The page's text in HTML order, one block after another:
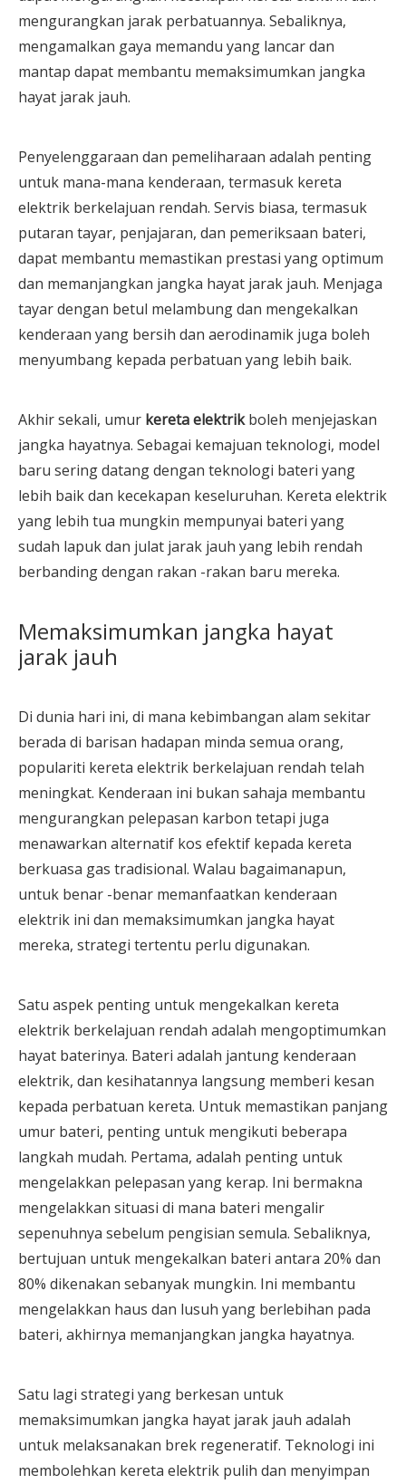
mengurangkan jarak perbatuannya. Sebaliknya,
mengamalkan gaya memandu yang lancar dan
mantap dapat membantu memaksimumkan jangka
hayat jarak jauh.
Penyelenggaraan dan pemeliharaan adalah penting
untuk mana-mana kenderaan, termasuk kereta
elektrik berkelajuan rendah. Servis biasa, termasuk
putaran tayar, penjajaran, dan pemeriksaan bateri,
dapat membantu memastikan prestasi yang optimum
dan memanjangkan jangka hayat jarak jauh. Menjaga
tayar dengan betul melambung dan mengekalkan
kenderaan yang bersih dan aerodinamik juga boleh
menyumbang kepada perbatuan yang lebih baik.
Akhir sekali, umur kereta elektrikboleh menjejaskan
jangka hayatnya. Sebagai kemajuan teknologi, model
baru sering datang dengan teknologi bateri yang
lebih baik dan kecekapan keseluruhan. Kereta elektrik
yang lebih tua mungkin mempunyai bateri yang
sudah lapuk dan julat jarak jauh yang lebih rendah
berbanding dengan rakan -rakan baru mereka.
Memaksimumkan jangka hayat
jarak jauh
Di dunia hari ini, di mana kebimbangan alam sekitar
berada di barisan hadapan minda semua orang,
populariti kereta elektrik berkelajuan rendah telah
meningkat. Kenderaan ini bukan sahaja membantu
mengurangkan pelepasan karbon tetapi juga
menawarkan alternatif kos efektif kepada kereta
berkuasa gas tradisional. Walau bagaimanapun,
untuk benar -benar memanfaatkan kenderaan
elektrik ini dan memaksimumkan jangka hayat
mereka, strategi tertentu perlu digunakan.
Satu aspek penting untuk mengekalkan kereta
elektrik berkelajuan rendah adalah mengoptimumkan
hayat baterinya. Bateri adalah jantung kenderaan
elektrik, dan kesihatannya langsung memberi kesan
kepada perbatuan kereta. Untuk memastikan panjang
umur bateri, penting untuk mengikuti beberapa
langkah mudah. Pertama, adalah penting untuk
mengelakkan pelepasan yang kerap. Ini bermakna
mengelakkan situasi di mana bateri mengalir
sepenuhnya sebelum pengisian semula. Sebaliknya,
bertujuan untuk mengekalkan bateri antara 20% dan
80% dikenakan sebanyak mungkin. Ini membantu
mengelakkan haus dan lusuh yang berlebihan pada
bateri, akhirnya memanjangkan jangka hayatnya.
Satu lagi strategi yang berkesan untuk
memaksimumkan jangka hayat jarak jauh adalah
untuk melaksanakan brek regeneratif. Teknologi ini
membolehkan kereta elektrik pulih dan menyimpan